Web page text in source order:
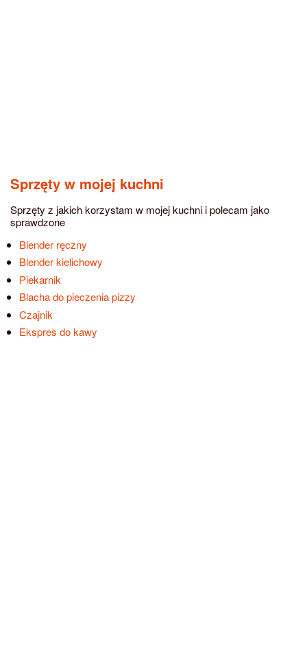
Sprzęty w mojej kuchni
Sprzęty z jakich korzystam w mojej kuchni i polecam jako
sprawdzone
Blender ręczny
Blender kielichowy
Piekarnik
Blacha do pieczenia pizzy
Czajnik
Ekspres do kawy